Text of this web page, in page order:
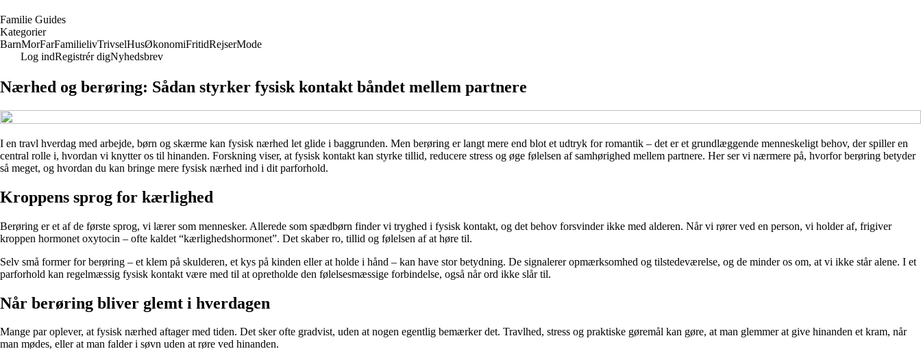
Familie Guides
Kategorier
BarnMorFarFamilielivTrivselHusØkonomiFritidRejserMode
Log indRegistrér digNyhedsbrev
Nærhed og berøring: Sådan styrker fysisk kontakt båndet mellem partnere
I en travl hverdag med arbejde, børn og skærme kan fysisk nærhed let glide i baggrunden. Men berøring er langt mere end blot et udtryk for romantik – det er et grundlæggende menneskeligt behov, der spiller en
central rolle i, hvordan vi knytter os til hinanden. Forskning viser, at fysisk kontakt kan styrke tillid, reducere stress og øge følelsen af samhørighed mellem partnere. Her ser vi nærmere på, hvorfor berøring betyder
så meget, og hvordan du kan bringe mere fysisk nærhed ind i dit parforhold.
Kroppens sprog for kærlighed
Berøring er et af de første sprog, vi lærer som mennesker. Allerede som spædbørn finder vi tryghed i fysisk kontakt, og det behov forsvinder ikke med alderen. Når vi rører ved en person, vi holder af, frigiver
kroppen hormonet oxytocin – ofte kaldet “kærlighedshormonet”. Det skaber ro, tillid og følelsen af at høre til.
Selv små former for berøring – et klem på skulderen, et kys på kinden eller at holde i hånd – kan have stor betydning. De signalerer opmærksomhed og tilstedeværelse, og de minder os om, at vi ikke står alene. I et
parforhold kan regelmæssig fysisk kontakt være med til at opretholde den følelsesmæssige forbindelse, også når ord ikke slår til.
Når berøring bliver glemt i hverdagen
Mange par oplever, at fysisk nærhed aftager med tiden. Det sker ofte gradvist, uden at nogen egentlig bemærker det. Travlhed, stress og praktiske gøremål kan gøre, at man glemmer at give hinanden et kram, når
man mødes, eller at man falder i søvn uden at røre ved hinanden.